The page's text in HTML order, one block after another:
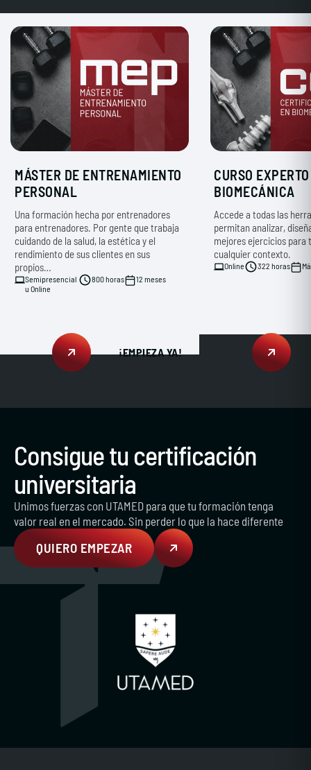
MÁSTER DE ENTRENAMIENTO
PERSONAL
Una formación hecha por entrenadores
para entrenadores. Por gente que trabaja
cuidando de la salud, la estética y el
rendimiento de sus clientes en sus
propios…
Semipresencial
u Online
800 horas 12 meses
¡EMPIEZA YA!
CURSO
BIOMECÁNICA
Accede a todas las
permitan analizar,
mejores ejercicios para
cualquier contexto.
Online 322 horas
Consigue tu certificación
universitaria
Unimos fuerzas con UTAMED para que tu formación tenga
valor real en el mercado. Sin perder lo que la hace diferente
QUIERO EMPEZAR